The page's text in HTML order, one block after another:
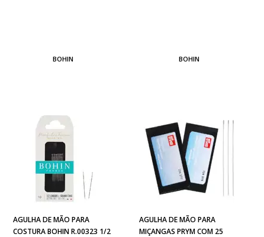
BOHIN BOHIN
AGULHA DE MÃO PARA
COSTURA BOHIN R.00323 1/2
AGULHA DE MÃO PARA
MIÇANGAS PRYM COM 25